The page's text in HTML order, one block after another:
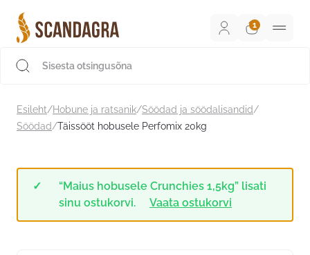
sisu
juurde
Esileht/Hobune ja ratsanik/Söödad ja söödalisandid/
Söödad/Täissööt hobusele Perfomix 20kg
“Maius hobusele Crunchies 1,5kg” lisati
sinu ostukorvi.
Vaata ostukorvi